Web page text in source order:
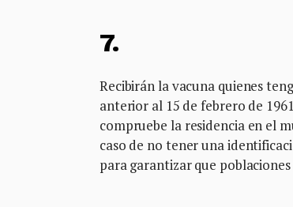
7.
Recibirán la vacuna quienes
anterior al 15 de febrero de
compruebe la residencia en el
caso de no tener una
para garantizar que